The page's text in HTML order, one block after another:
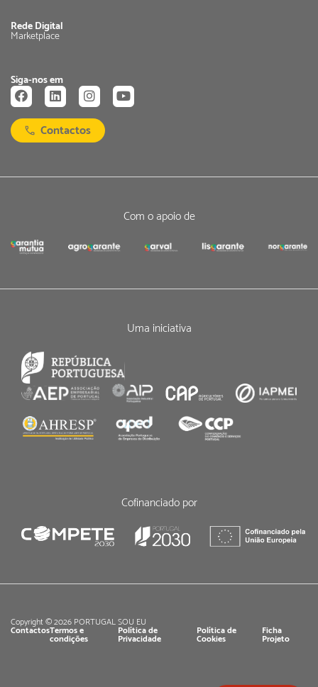
Rede Digital
Marketplace
Siga-nos em
Contactos
Com o apoio de
Uma iniciativa
Cofinanciado por
Copyright © 2026 PORTUGAL SOU EU
ContactosTermos e
condições
Política de
Privacidade
Política de
Cookies
Ficha
Projeto